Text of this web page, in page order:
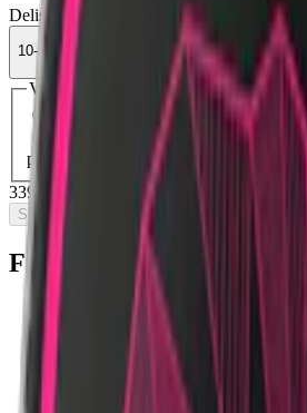
Delisted Frukt Normal Snus
10-pack
339,90 kr
Slut i lager
Välj antal dosor
1-pack
38,90 kr /st 10-
30-pack
1 013,70 kr 33,79 kr/st
pack
33,49 kr
339,90 kr
10-pack
Slut i lager
Fakta om Lundgrens
Varumärke:
Lundgrens
Fiedler & Lundgren
Snustyp:
white portion / vit